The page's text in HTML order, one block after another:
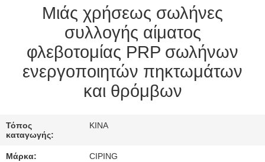
ΕΠΑΦΉ
ΖΗΤΉΣΤΕ
SITEMAP
Μιάς χρήσεως σωλήνες
συλλογής αίματος
φλεβοτομίας PRP σωλήνων
ενεργοποιητών πηκτωμάτων
και θρόμβων
Τόπος
καταγωγής:
ΚΙΝΑ
Μάρκα: CIPING